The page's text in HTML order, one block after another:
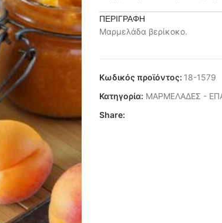
ΠΕΡΙΓΡΑΦΉ
Μαρμελάδα βερίκοκο.
Κωδικός προϊόντος: 18-1579
Κατηγορία: ΜΑΡΜΕΛΑΔΕΣ -
Share: